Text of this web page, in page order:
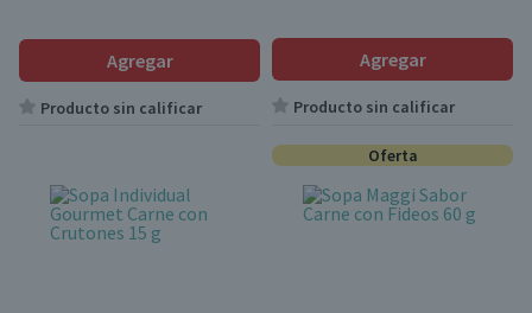
Agregar
Producto sin calificar
Agregar
Producto sin calificar
Oferta